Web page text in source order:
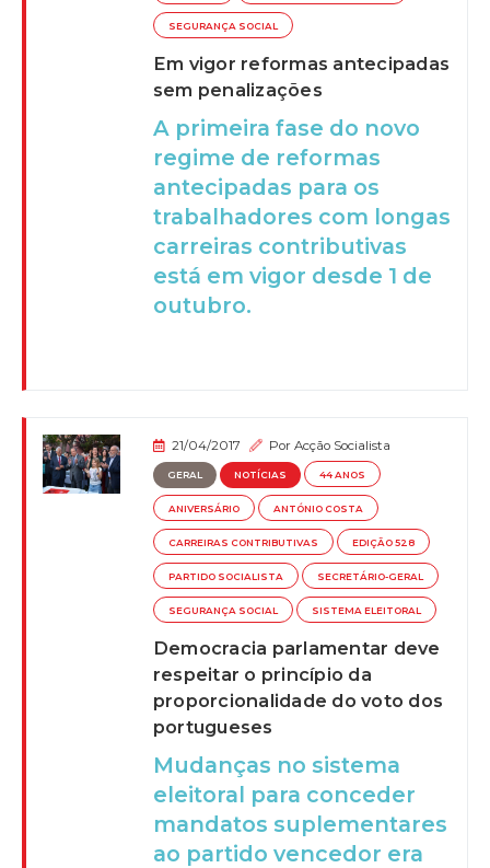
SEGURANÇA SOCIAL
Em vigor reformas antecipadas
sem penalizações
A primeira fase do novo
regime de reformas
antecipadas para os
trabalhadores com longas
carreiras contributivas
está em vigor desde 1 de
outubro.
21/04/2017 PorAcção Socialista
GERAL NOTÍCIAS 44 ANOS
ANIVERSÁRIO ANTÓNIO COSTA
CARREIRAS CONTRIBUTIVAS EDIÇÃO 528
PARTIDO SOCIALISTA SECRETÁRIO-GERAL
SEGURANÇA SOCIAL SISTEMA ELEITORAL
Democracia parlamentar deve
respeitar o princípio da
proporcionalidade do voto dos
portugueses
Mudanças no sistema
eleitoral para conceder
mandatos suplementares
ao partido vencedor era